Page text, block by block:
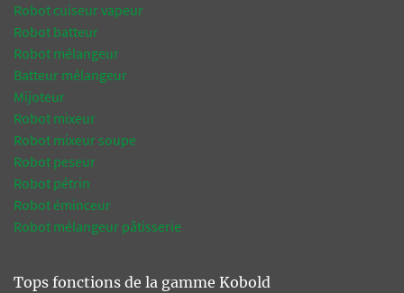
Robot cuiseur vapeur
Robot batteur
Robot mélangeur
Batteur mélangeur
Mijoteur
Robot mixeur
Robot mixeur soupe
Robot peseur
Robot pétrin
Robot éminceur
Robot mélangeur pâtisserie
Tops fonctions de la gamme Kobold